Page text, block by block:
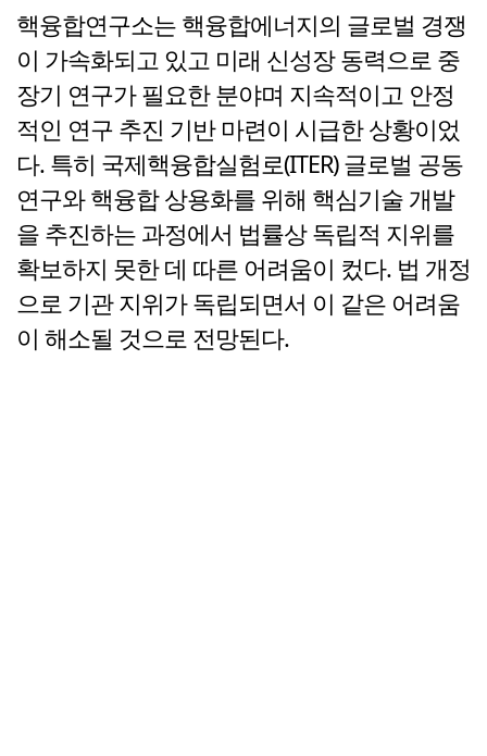
핵융합연구소는 핵융합에너지의 글로벌 경쟁
이 가속화되고 있고 미래 신성장 동력으로 중
장기 연구가 필요한 분야며 지속적이고 안정
적인 연구 추진 기반 마련이 시급한 상황이었
다. 특히 국제핵융합실험로(ITER) 글로벌 공동
연구와 핵융합 상용화를 위해 핵심기술 개발
을 추진하는 과정에서 법률상 독립적 지위를
확보하지 못한 데 따른 어려움이 컸다. 법 개정
으로 기관 지위가 독립되면서 이 같은 어려움
이 해소될 것으로 전망된다.